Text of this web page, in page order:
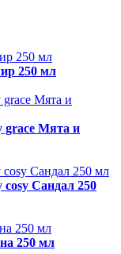
250 мл
grace Мята и
Сандал 250
250 мл